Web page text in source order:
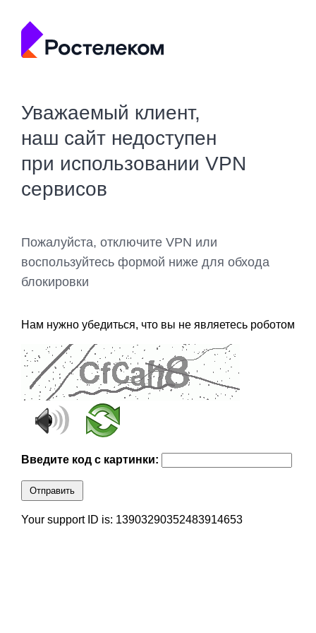
Уважаемый клиент,
наш сайт недоступен
при использовании VPN
сервисов
Пожалуйста, отключите VPN или
воспользуйтесь формой ниже для обхода
блокировки
Нам нужно убедиться, что вы не являетесь роботом
Введите код с картинки:
Отправить
Your support ID is: 13903290352483914653